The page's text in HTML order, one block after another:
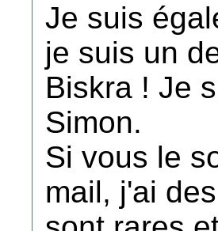
Je suis
je suis un
Biskra ! Je
Simon.
Si vous le
mail, j'ai